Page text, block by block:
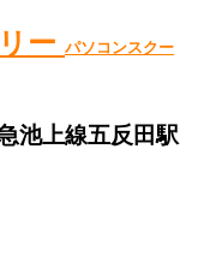
ー パソコンスクー
池上線五反田駅